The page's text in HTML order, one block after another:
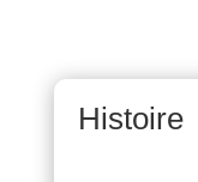
Histoire